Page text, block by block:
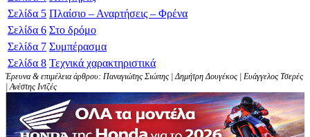
Σελίδα 5 Πλαίσιο – Αναρτήσεις – Φρένα
Σελίδα 6 Στο δρόμο
Σελίδα 7 Συμπέρασμα
Σελίδα 8 Τεχνικά χαρακτηριστικά
Έρευνα & επιμέλεια άρθρου: Παναγιώτης Σιώπης | Δημήτρη Δουγέκος | Ευάγγελος Τσερές
| Ανέστης Ιντζές